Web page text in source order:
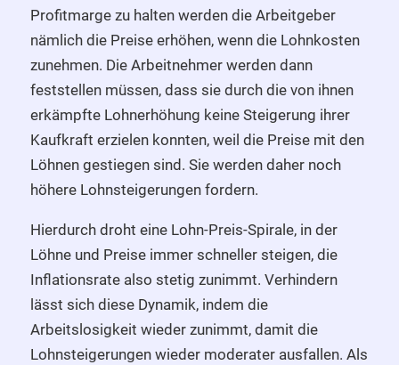
Profitmarge zu halten werden die Arbeitgeber
nämlich die Preise erhöhen, wenn die Lohnkosten
zunehmen. Die Arbeitnehmer werden dann
feststellen müssen, dass sie durch die von ihnen
erkämpfte Lohnerhöhung keine Steigerung ihrer
Kaufkraft erzielen konnten, weil die Preise mit den
Löhnen gestiegen sind. Sie werden daher noch
höhere Lohnsteigerungen fordern.
Hierdurch droht eine Lohn-Preis-Spirale, in der
Löhne und Preise immer schneller steigen, die
Inflationsrate also stetig zunimmt. Verhindern
lässt sich diese Dynamik, indem die
Arbeitslosigkeit wieder zunimmt, damit die
Lohnsteigerungen wieder moderater ausfallen. Als